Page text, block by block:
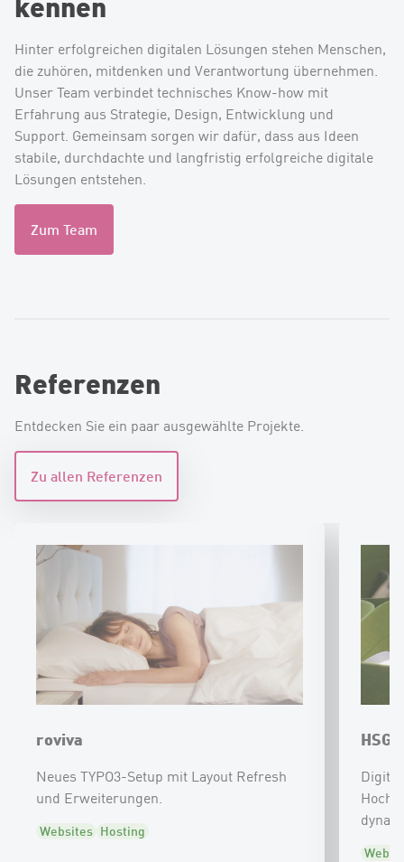
Hinter erfolgreichen digitalen Lösungen stehen Menschen,
die zuhören, mitdenken und Verantwortung übernehmen.
Unser Team verbindet technisches Know-how mit
Erfahrung aus Strategie, Design, Entwicklung und
Support. Gemeinsam sorgen wir dafür, dass aus Ideen
stabile, durchdachte und langfristig erfolgreiche digitale
Lösungen entstehen.
Zum Team
Referenzen
Entdecken Sie ein paar ausgewählte Projekte.
Zu allen Referenzen
roviva
Neues TYPO3-Setup mit Layout Refresh
und Erweiterungen.
Websites Hosting
HSG